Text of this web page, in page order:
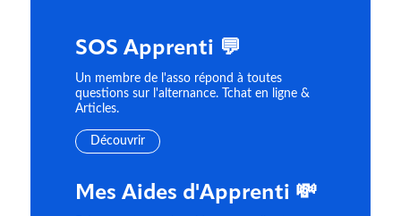
SOS Apprenti 💬
Un membre de l'asso répond à toutes
questions sur l'alternance. Tchat en ligne &
Articles.
Découvrir
Mes Aides d'Apprenti 💸